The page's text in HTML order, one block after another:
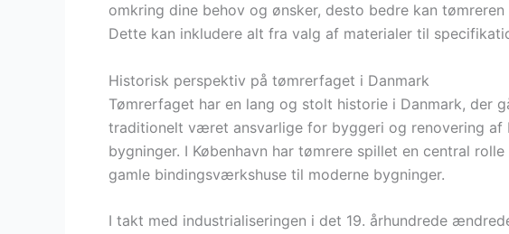
omkring dine behov og ønsker, desto bedre kan
Dette kan inkludere alt fra valg af materialer til
Historisk perspektiv på tømrerfaget i Danmark
Tømrerfaget har en lang og stolt historie i Danmark, der
traditionelt været ansvarlige for byggeri og renovering af
bygninger. I København har tømrere spillet en central
gamle bindingsværkshuse til moderne bygninger.
I takt med industrialiseringen i det 19. århundrede